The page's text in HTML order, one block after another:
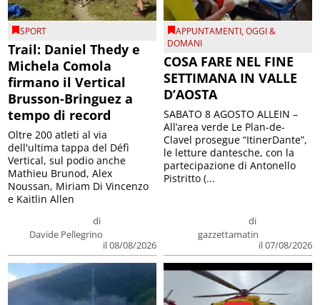
SPORT
Trail: Daniel Thedy e
Michela Comola
firmano il Vertical
Brusson-Bringuez a
tempo di record
di
Davide Pellegrino
il 08/08/2026
Oltre 200 atleti al via
dell'ultima tappa del Défì
Vertical, sul podio anche
Mathieu Brunod, Alex
Noussan, Miriam Di Vincenzo
e Kaitlin Allen
APPUNTAMENTI,OGGI &
DOMANI
COSA FARE NEL FINE
SETTIMANA IN VALLE
D’AOSTA
di
gazzettamatin
il 07/08/2026
SABATO 8 AGOSTO ALLEIN –
All’area verde Le Plan-de-
Clavel prosegue “ItinerDante”,
le letture dantesche, con la
partecipazione di Antonello
Pistritto (...